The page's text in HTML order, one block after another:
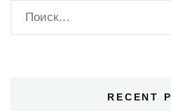
Найти:
RECENT